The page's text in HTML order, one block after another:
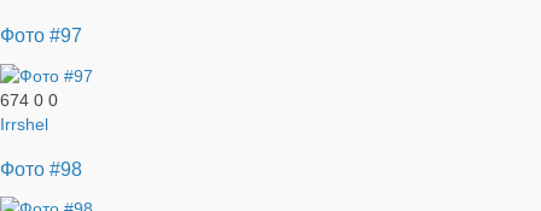
Фото #97
674 0 0
Irrshel
Фото #98